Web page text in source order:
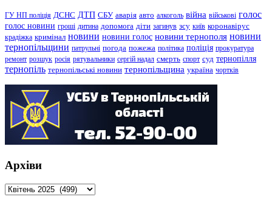
ГУ НП поліція ДСНС ДТП СБУ аварія авто алкоголь війна військові голос
голос новини гроші дитина допомога діти загинув зсу київ коронавірус
крадіжка кримінал новини новини голос новини тернополя новини
тернопільщини патрульні погода пожежа політика поліція прокуратура
ремонт розшук росія рятувальники сергій надал смерть спорт суд тернопілля
тернопіль тернопільські новини тернопільщина україна чортків
Архіви
Архіви